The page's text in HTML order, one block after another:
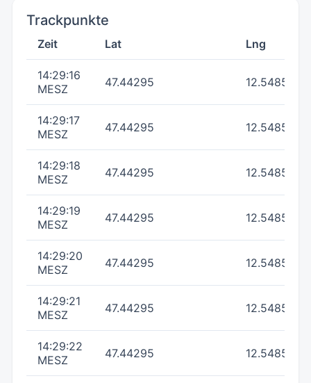
Trackpunkte
Zeit Lat Lng
14:29:16
MESZ
47.44295
14:29:17
MESZ
47.44295
14:29:18
MESZ
47.44295 12.54855
14:29:19
MESZ
47.44295 12.54855
14:29:20
MESZ
47.44295 12.54855
14:29:21
MESZ
47.44295 12.54855
14:29:22
MESZ
47.44295